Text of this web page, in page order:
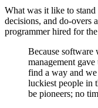
What was it like to
decisions, and do-overs
programmer hired for
Because software
management
find a way and
luckiest people in
be pioneers; no